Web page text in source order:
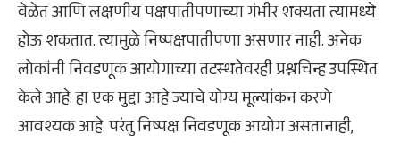
वेळेत आणि लक्षणीय पक्षपातीपणाच्या गंभीर शक्यता त्यामध्ये
होऊ शकतात. त्यामुळे निष्पक्षपातीपणा असणार नाही. अनेक
लोकांनी निवडणूक आयोगाच्या तटस्थतेवरही प्रश्नचिन्ह उपस्थित
केले आहे. हा एक मुद्दा आहे ज्याचे योग्य मूल्यांकन करणे
आवश्यक आहे. परंतु निष्पक्ष निवडणूक आयोग असतानाही,